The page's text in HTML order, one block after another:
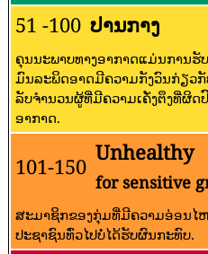
51 -100 ປານກາງ
ຄຸນນະພາບທາງອາກາດແມ່ນການຮັ
ມົນລະພິດອາດມີຄວາມກັງວົນກ່ຽວ
ລັບຈໍານວນຜູ້ທີ່ມີຄວາມເຄັ່ງຕຶງທີ່ຜິ
ອາກາດ.
101-150
Unhealthy
for sensitive
ສະມາຊິກຂອງກຸ່ມທີ່ມີຄວາມອ່ອນໄ
ປະຊາຊົນທົ່ວໄປບໍ່ໄດ້ຮັບຜົນກະທົບ.